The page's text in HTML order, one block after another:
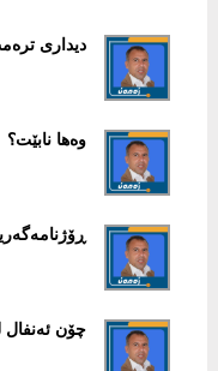
دیداری
وەها نابێت؟
چۆن ئەنفال